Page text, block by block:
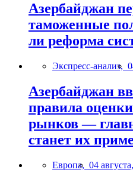
Азербайджан
таможенные
ли реформа
Экспресс-анализ,
Азербайджан
правила
рынков —
станет их
Европа, 04